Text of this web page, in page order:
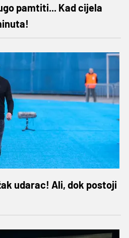
pamtiti... Kad cijela
udarac! Ali, dok postoji